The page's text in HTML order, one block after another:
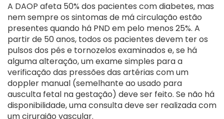
A DAOP afeta 50% dos pacientes com diabetes, mas
nem sempre os sintomas de má circulação estão
presentes quando há PND em pelo menos 25%. A
partir de 50 anos, todos os pacientes devem ter os
pulsos dos pés e tornozelos examinados e, se há
alguma alteração, um exame simples para a
verificação das pressões das artérias com um
doppler manual (semelhante ao usado para
ausculta fetal na gestação) deve ser feito. Se não há
disponibilidade, uma consulta deve ser realizada com
um cirurgião vascular.